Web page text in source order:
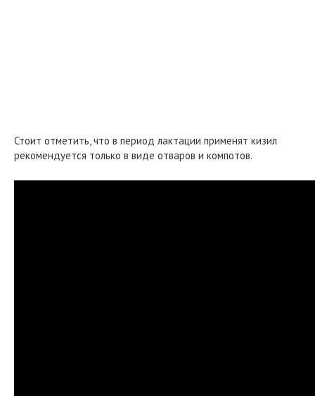
Стоит отметить, что в период лактации применят кизил
рекомендуется только в виде отваров и компотов.